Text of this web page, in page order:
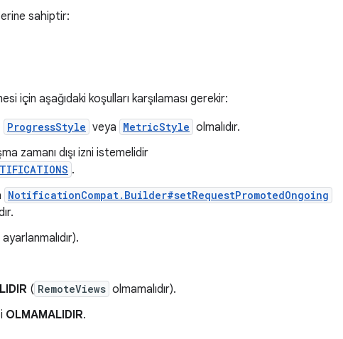
sahiptir:
için aşağıdaki koşulları karşılaması gerekir:
ProgressStyle veya MetricStyle olmalıdır.
zamanı dışı izni istemelidir
.
NotificationCompat.Builder#setRequestPromotedOngoing
ayarlanmalıdır).
( RemoteViews olmamalıdır).
OLMAMALIDIR.